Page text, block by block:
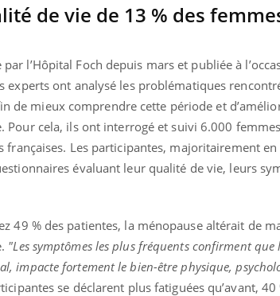
de vie de 13 % des
par l’Hôpital Foch depuis mars et publiée à
experts ont analysé les problématiques
de mieux comprendre cette période et
Pour cela, ils ont interrogé et suivi 6.000
Les participantes, majoritairement
évaluant leur qualité de vie, leurs
49 % des patientes, la ménopause altérait de
"Les symptômes les plus fréquents confirment
impacte fortement le bien-être physique,
se déclarent plus fatiguées qu’avant,